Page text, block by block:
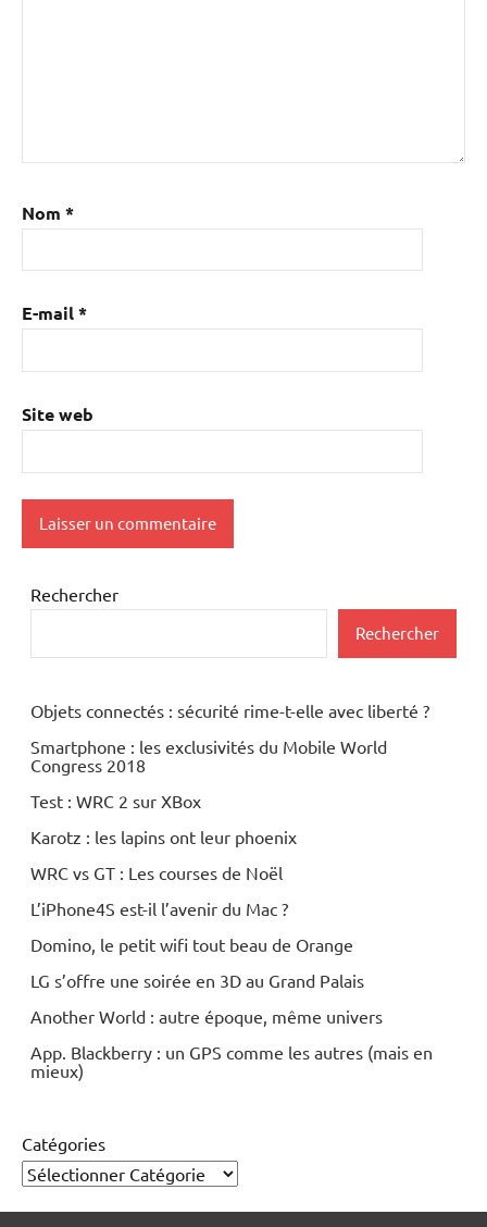
Nom *
E-mail*
Site web
Rechercher
Rechercher
Objets connectés : sécurité rime-t-elle avec liberté ?
Smartphone : les exclusivités du Mobile World
Congress 2018
Test : WRC 2 sur XBox
Karotz : les lapins ont leur phoenix
WRC vs GT : Les courses de Noël
L’iPhone4S est-il l’avenir du Mac ?
Domino, le petit wifi tout beau de Orange
LG s’offre une soirée en 3D au Grand Palais
Another World : autre époque, même univers
App. Blackberry : un GPS comme les autres (mais en
mieux)
Catégories